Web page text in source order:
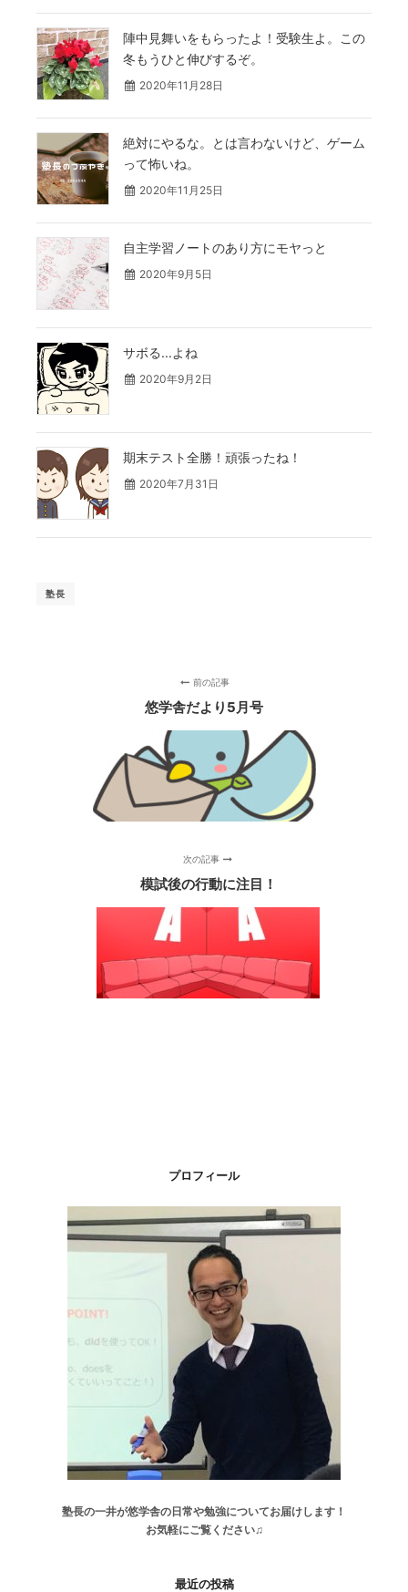
陣中見舞いをもらったよ！受験生よ。この
冬もうひと伸びするぞ。
2020年11月28日
絶対にやるな。とは言わないけど、ゲーム
って怖いね。
2020年11月25日
自主学習ノートのあり方にモヤっと
2020年9月5日
サボる...よね
2020年9月2日
期末テスト全勝！頑張ったね！
2020年7月31日
塾長
前の記事
悠学舎だより5月号
次の記事
模試後の行動に注目！
プロフィール
塾長の一井が悠学舎の日常や勉強についてお届けします！
お気軽にご覧ください♫
最近の投稿